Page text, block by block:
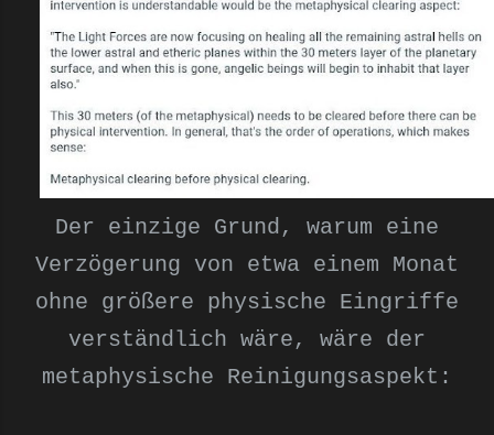
Der einzige Grund, warum eine
Verzögerung von etwa einem Monat
ohne größere physische Eingriffe
verständlich wäre, wäre der
metaphysische Reinigungsaspekt: